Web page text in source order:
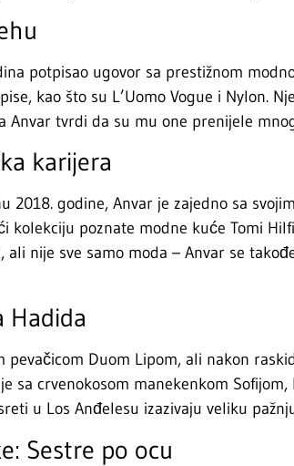
potpisao ugovor sa prestižnom
kao što su L’Uomo Vogue i Nylon.
Anvar tvrdi da su mu one prenijele
karijera
2018. godine, Anvar je zajedno sa
kolekciju poznate modne kuće Tomi
nije sve samo moda – Anvar se
Hadida
pevačicom Duom Lipom, ali nakon
sa crvenokosom manekenkom
u Los Anđelesu izazivaju veliku
Sestre po ocu